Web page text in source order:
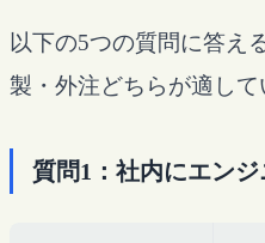
以下の5つの質問に答え
製・外注どちらが適して
質問1：社内にエン